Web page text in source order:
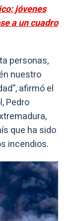
jóvenes
a un cuadro
personas,
nuestro
afirmó el
Pedro
que ha sido
incendios.